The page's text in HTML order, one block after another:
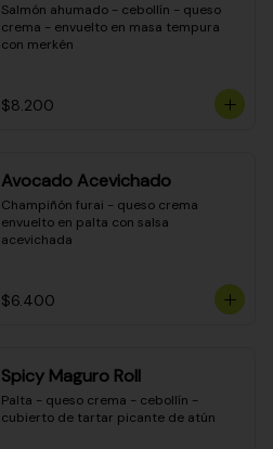
Salmón ahumado - cebollín - queso
crema - envuelto en masa tempura
con merkén
$8.200
Avocado Acevichado
Champiñón furai - queso crema
envuelto en palta con salsa
acevichada
$6.400
Spicy Maguro Roll
Palta - queso crema - cebollín -
cubierto de tartar picante de atún